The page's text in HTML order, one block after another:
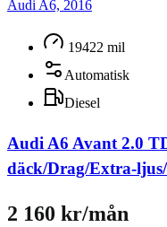
Audi A6, 2016
19422 mil
Automatisk
Diesel
Audi A6 Avant 2.0
däck/Drag/Extra-
2 160 kr/mån